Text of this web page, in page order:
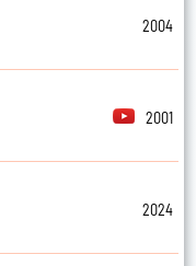
2004
2001
2024